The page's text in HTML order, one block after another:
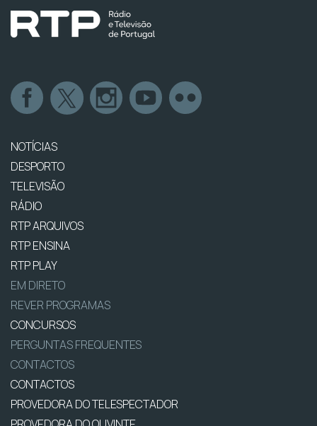
NOTÍCIAS
DESPORTO
TELEVISÃO
RÁDIO
RTP ARQUIVOS
RTP ENSINA
RTP PLAY
EM DIRETO
REVER PROGRAMAS
CONCURSOS
PERGUNTAS FREQUENTES
CONTACTOS
CONTACTOS
PROVEDORA DO TELESPECTADOR